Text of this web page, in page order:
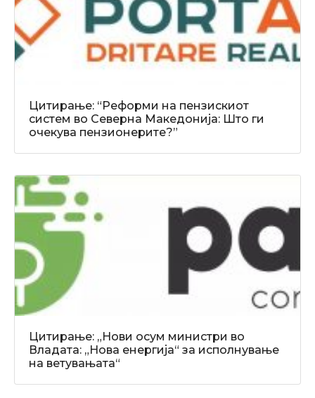
Цитирање: “Реформи на пензискиот
систем во Северна Македонија: Што ги
очекува пензионерите?”
Цитирање: „Нови осум министри во
Владата: „Нова енергија“ за исполнување
на ветувањата“